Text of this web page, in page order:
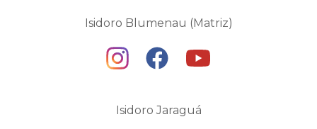
Isidoro Blumenau (Matriz)
Isidoro Jaraguá